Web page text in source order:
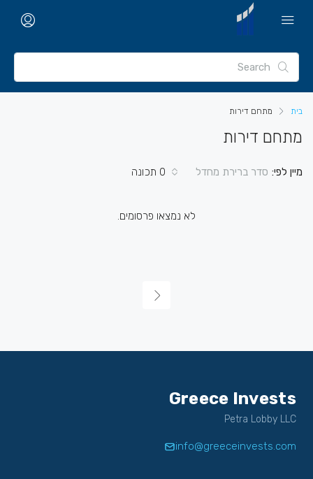
בית מתחם דירות
מתחם דירות
0 תכונה מיין לפי: סדר ברירת מחדל
לא נמצאו פרסומים.
Greece Invests
Petra Lobby LLC
info@greeceinvests.com